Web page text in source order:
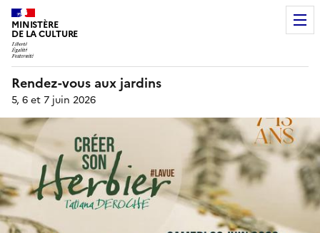
MINISTÈRE
DE LA CULTURE
Rendez-vous aux jardins
5, 6 et 7 juin 2026